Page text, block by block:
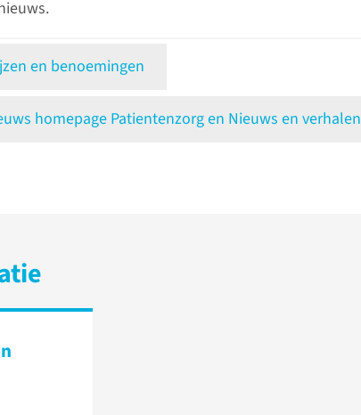
en benoemingen
homepage Patientenzorg en Nieuws en verhalen